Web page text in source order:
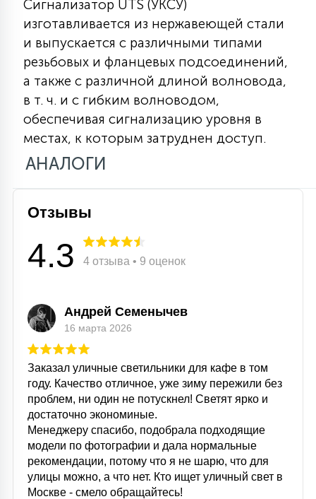
С УПРАВЛЕНИЕМ
АКСЕССУАРЫ
Сигнализатор UTS (УКСУ)
изготавливается из нержавеющей стали
и выпускается с различными типами
резьбовых и фланцевых подсоединений,
а также с различной длиной волновода,
в т. ч. и с гибким волноводом,
обеспечивая сигнализацию уровня в
местах, к которым затруднен доступ.
АНАЛОГИ
Отзывы
4.3 4 отзыва • 9 оценок
Андрей Семенычев
16 марта 2026
Заказал уличные светильники для кафе в том
году. Качество отличное, уже зиму пережили без
проблем, ни один не потускнел! Светят ярко и
достаточно экономиные.
Менеджеру спасибо, подобрала подходящие
модели по фотографии и дала нормальные
рекомендации, потому что я не шарю, что для
улицы можно, а что нет. Кто ищет уличный свет в
Москве - смело обращайтесь!